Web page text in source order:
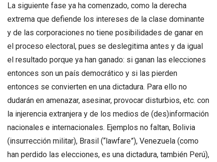
La siguiente fase ya ha comenzado, como la derecha
extrema que defiende los intereses de la clase dominante
y de las corporaciones no tiene posibilidades de ganar en
el proceso electoral, pues se deslegitima antes y da igual
el resultado porque ya han ganado: si ganan las elecciones
entonces son un país democrático y si las pierden
entonces se convierten en una dictadura. Para ello no
dudarán en amenazar, asesinar, provocar disturbios, etc. con
la injerencia extranjera y de los medios de (des)información
nacionales e internacionales. Ejemplos no faltan, Bolivia
(insurrección militar), Brasil (“lawfare”), Venezuela (como
han perdido las elecciones, es una dictadura, también Perú),